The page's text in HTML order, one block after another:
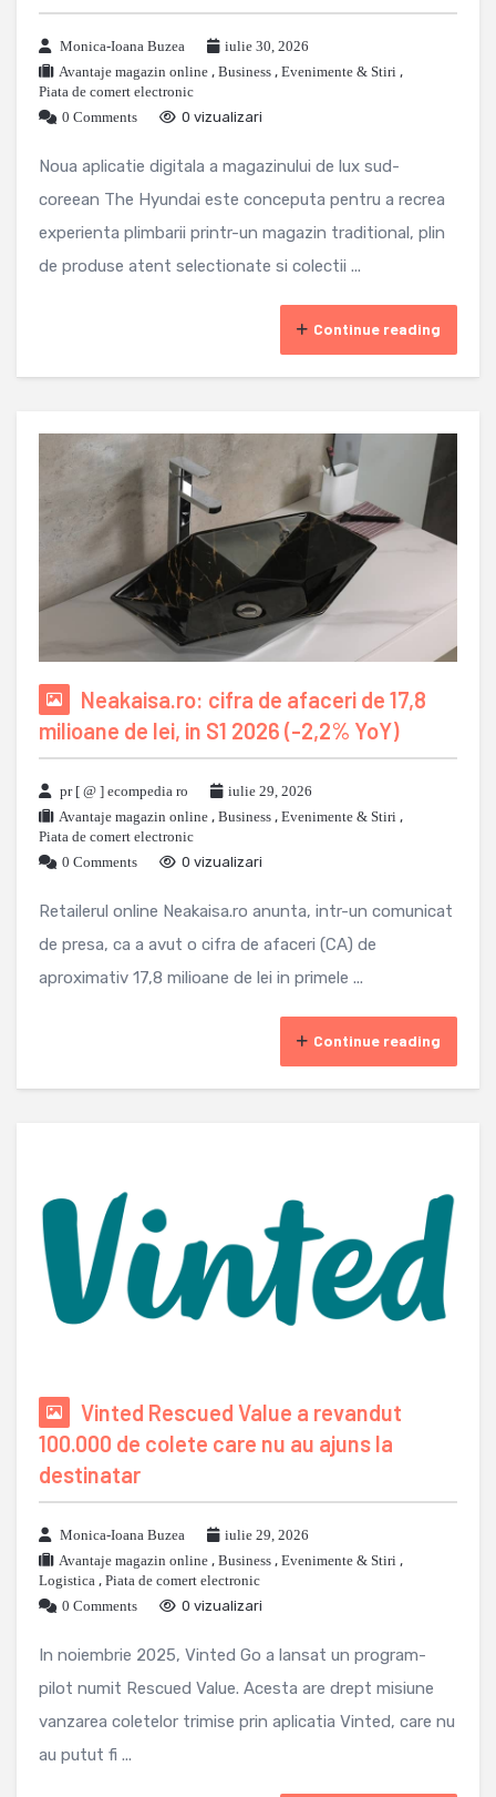
Monica-Ioana Buzea
iulie 30, 2026
Avantaje magazin online , Business , Evenimente & Stiri ,
Piata de comert electronic
0 Comments
0 vizualizari
Noua aplicatie digitala a magazinului de lux sud-
coreean The Hyundai este conceputa pentru a recrea
experienta plimbarii printr-un magazin traditional, plin
de produse atent selectionate si colectii ...
Continue reading
Neakaisa.ro: cifra de afaceri de 17,8
milioane de lei, in S1 2026 (-2,2% YoY)
pr [ @ ] ecompedia ro
iulie 29, 2026
Avantaje magazin online , Business , Evenimente & Stiri ,
Piata de comert electronic
0 Comments
0 vizualizari
Retailerul online Neakaisa.ro anunta, intr-un comunicat
de presa, ca a avut o cifra de afaceri (CA) de
aproximativ 17,8 milioane de lei in primele ...
Continue reading
Vinted Rescued Value a revandut
100.000 de colete care nu au ajuns la
destinatar
Monica-Ioana Buzea
iulie 29, 2026
Avantaje magazin online , Business , Evenimente & Stiri ,
Logistica , Piata de comert electronic
0 Comments
0 vizualizari
In noiembrie 2025, Vinted Go a lansat un program-
pilot numit Rescued Value. Acesta are drept misiune
vanzarea coletelor trimise prin aplicatia Vinted, care nu
au putut fi ...